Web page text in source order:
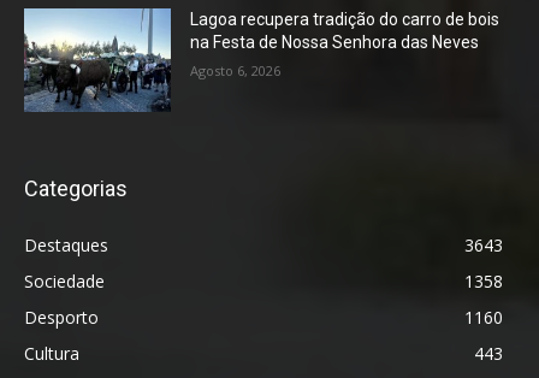
Lagoa recupera tradição do carro de bois
na Festa de Nossa Senhora das Neves
Agosto 6, 2026
Categorias
Destaques
3643
Sociedade
1358
Desporto
1160
Cultura
443